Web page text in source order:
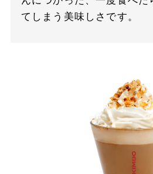
てしまう美味しさです。